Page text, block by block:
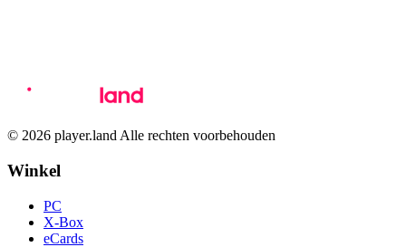
© 2026 player.land Alle rechten voorbehouden
Winkel
PC
X-Box
eCards